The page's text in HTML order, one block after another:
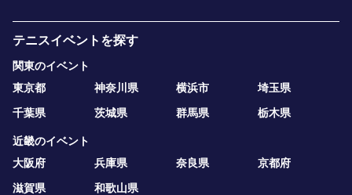
テニスイベントを探す
関東のイベント
東京都
神奈川県 横浜市
埼玉県
千葉県
茨城県 群馬県 栃木県
近畿のイベント
大阪府
兵庫県 奈良県
京都府
滋賀県
和歌山県